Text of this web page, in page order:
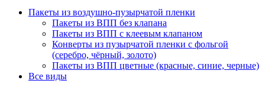
Пакеты из воздушно-пузырчатой пленки
Пакеты из ВПП без клапана
Пакеты из ВПП с клеевым клапаном
Конверты из пузырчатой пленки с фольгой
(серебро, чёрный, золото)
Пакеты из ВПП цветные (красные, синие, черные)
Все виды